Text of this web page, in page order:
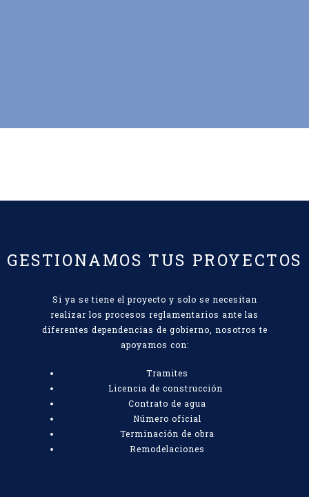
GESTIONAMOS TUS PROYECTOS
Si ya se tiene el proyecto y solo se necesitan
realizar los procesos reglamentarios ante las
diferentes dependencias de gobierno, nosotros te
apoyamos con:
Tramites
Licencia de construcción
Contrato de agua
Número oficial
Terminación de obra
Remodelaciones